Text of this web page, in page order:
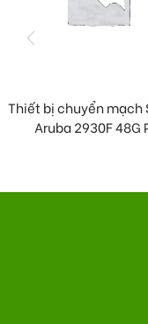
Thiết bị chuyển mạch
Aruba 2930F 48G